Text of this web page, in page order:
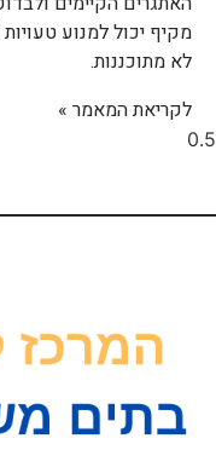
מקיף יכול למנוע
לא מתוכננות.
לקריאת המאמר »